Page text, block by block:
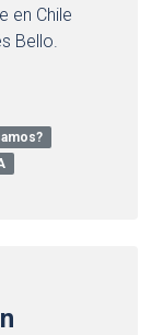
en Chile
Bello.